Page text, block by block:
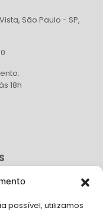
possível, utilizamos
São Paulo - SP,
18h